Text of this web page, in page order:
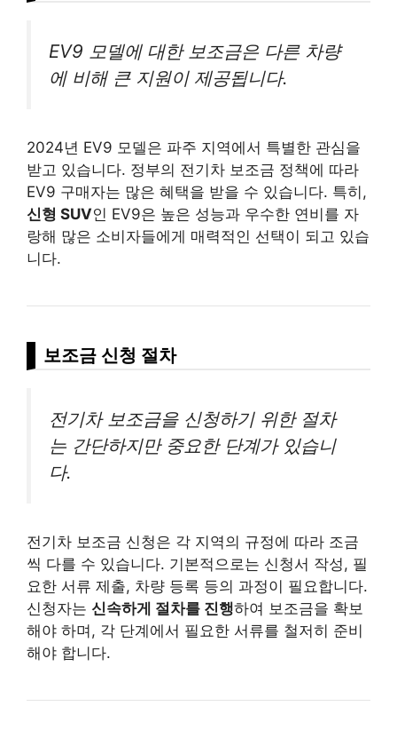
EV9 모델에 대한 보조금은 다른 차량
에 비해 큰 지원이 제공됩니다.
2024년 EV9 모델은 파주 지역에서 특별한 관심을
받고 있습니다. 정부의 전기차 보조금 정책에 따라
EV9 구매자는 많은 혜택을 받을 수 있습니다. 특히,
신형 SUV인 EV9은 높은 성능과 우수한 연비를 자
랑해 많은 소비자들에게 매력적인 선택이 되고 있습
니다.
보조금 신청 절차
전기차 보조금을 신청하기 위한 절차
는 간단하지만 중요한 단계가 있습니
다.
전기차 보조금 신청은 각 지역의 규정에 따라 조금
씩 다를 수 있습니다. 기본적으로는 신청서 작성, 필
요한 서류 제출, 차량 등록 등의 과정이 필요합니다.
신청자는 신속하게 절차를 진행하여 보조금을 확보
해야 하며, 각 단계에서 필요한 서류를 철저히 준비
해야 합니다.